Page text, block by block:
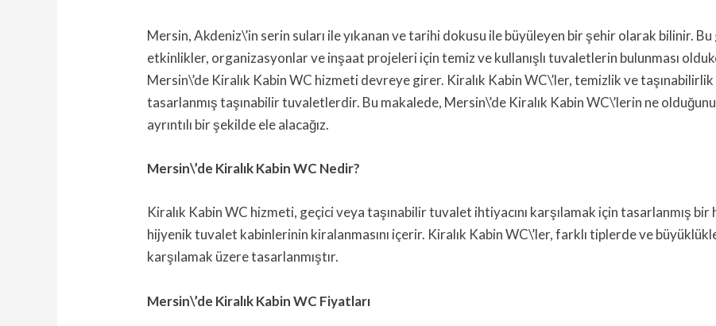
Mersin, Akdeniz\’in serin suları ile yıkanan ve tarihi dokusu ile büyüleyen bir şehir olarak bilinir.
etkinlikler, organizasyonlar ve inşaat projeleri için temiz ve kullanışlı tuvaletlerin bulunması
Mersin\’de Kiralık Kabin WC hizmeti devreye girer. Kiralık Kabin WC\’ler, temizlik ve taşınabilirlik
tasarlanmış taşınabilir tuvaletlerdir. Bu makalede, Mersin\’de Kiralık Kabin WC\’lerin ne
ayrıntılı bir şekilde ele alacağız.
Mersin\’de Kiralık Kabin WC Nedir?
Kiralık Kabin WC hizmeti, geçici veya taşınabilir tuvalet ihtiyacını karşılamak için tasarlanmış
hijyenik tuvalet kabinlerinin kiralanmasını içerir. Kiralık Kabin WC\’ler, farklı tiplerde ve
karşılamak üzere tasarlanmıştır.
Mersin\’de Kiralık Kabin WC Fiyatları